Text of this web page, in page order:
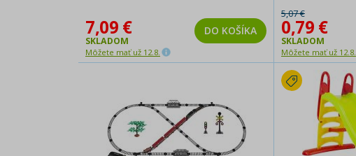
7,09 €
SKLADOM
Môžete mať už 12.8.
DO KOŠÍKA
5,07 €
0,79 €
SKLADOM
Môžete mať už 12.8.